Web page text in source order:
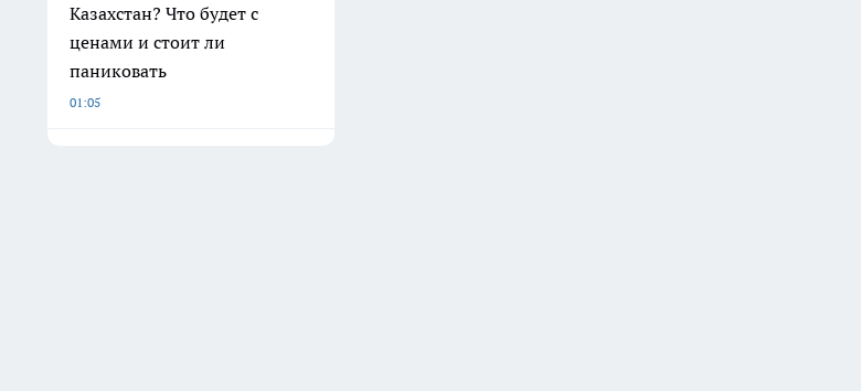
Казахстан? Что будет с
ценами и стоит ли
паниковать
01:05